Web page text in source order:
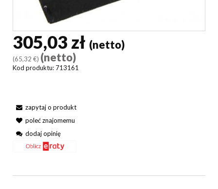
305,03 zł (netto)
(65,32 €) (netto)
Kod produktu: 713161
zapytaj o produkt
poleć znajomemu
dodaj opinię